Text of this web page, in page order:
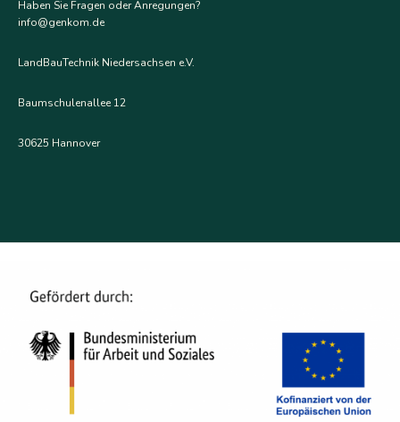
Haben Sie Fragen oder Anregungen?
info@genkom.de
LandBauTechnik Niedersachsen e.V.
Baumschulenallee 12
30625 Hannover